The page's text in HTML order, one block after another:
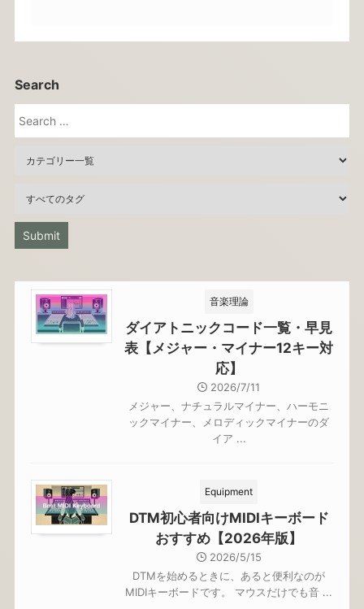
Search
音楽理論
ダイアトニックコード一覧・早見
表【メジャー・マイナー12キー対
応】
2026/7/11
メジャー、ナチュラルマイナー、ハーモニ
ックマイナー、メロディックマイナーのダ
イア ...
Equipment
DTM初心者向けMIDIキーボード
おすすめ【2026年版】
2026/5/15
DTMを始めるときに、あると便利なのが
MIDIキーボードです。 マウスだけでも音 ...